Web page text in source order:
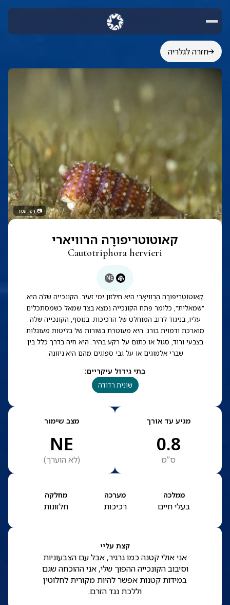
חזרה לגלריה
📷רפי עמר
קאוטוטריפורָה הרוויארי
Cautotriphora hervieri
NE
קָאוּטוֹטְרִיפורָה הֶרְוִויאָרִי היא חילזון ימי זעיר. הקונכייה שלה היא
"שמאלית", כלומר פתח הקונכייה נמצא בצד שמאל כשמסתכלים
עליו, בניגוד לרוב המוחלט של הרכיכות. בנוסף, הקונכייה שלה
מוארכת ודמוית בורג. היא מעוטרת בשורות של בליטות מעוגלות
בצבעי ורוד, סגול או כתום על רקע בהיר. היא חיה בדרך כלל בין
שברי אלמוגים או על גבי ספוגים מהם היא ניזונה.
בתי גידול עיקריים:
שונית רדודה
מגיע עד אורך
0.8
ס”מ
מצב שימור
NE
(לא הוערך)
ממלכה
בעלי חיים
מערכה
רכיכות
מחלקה
חלזונות
קצת עליי
אני אולי קטנה כמו גרגיר, אבל עם הצבעוניות
וסיבוב הקונכייה ההפוך שלי, אני ההוכחה שגם
במידות קטנות אפשר להיות מקורית לחלוטין
וללכת נגד הזרם.